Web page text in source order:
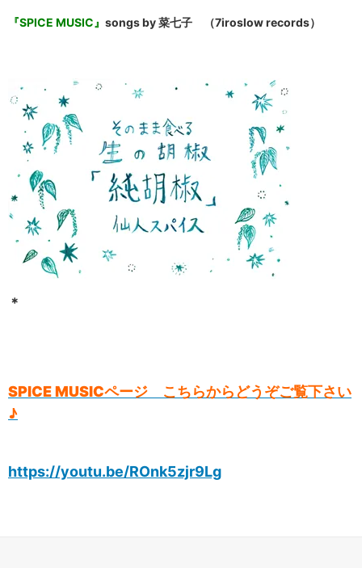
『SPICE MUSIC』 songs by 菜七子 （7iroslow records）
＊
SPICE MUSICページ こちらからどうぞご覧下さい
♪
https://youtu.be/ROnk5zjr9Lg